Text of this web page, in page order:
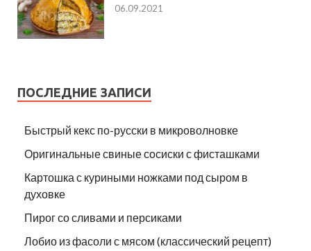
06.09.2021
ПОСЛЕДНИЕ ЗАПИСИ
Быстрый кекс по-русски в микроволновке
Оригинальные свиные сосиски с фисташками
Картошка с куриными ножками под сыром в
духовке
Пирог со сливами и персиками
Лобио из фасоли с мясом (классический рецепт)